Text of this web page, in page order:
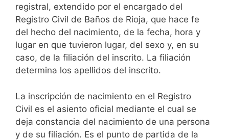
registral, extendido por el encargado del
Registro Civil de Baños de Rioja, que hace fe
del hecho del nacimiento, de la fecha, hora y
lugar en que tuvieron lugar, del sexo y, en su
caso, de la filiación del inscrito. La filiación
determina los apellidos del inscrito.
La inscripción de nacimiento en el Registro
Civil es el asiento oficial mediante el cual se
deja constancia del nacimiento de una persona
y de su filiación. Es el punto de partida de la